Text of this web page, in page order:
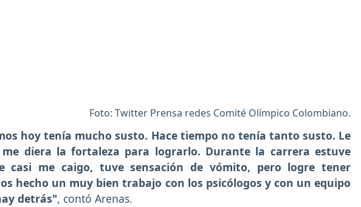
Foto: Twitter Prensa redes Comité Olímpico Colombiano.
hoy tenía mucho susto. Hace tiempo no tenía tanto susto. Le
diera la fortaleza para lograrlo. Durante la carrera estuve
casi me caigo, tuve sensación de vómito, pero logre tener
hecho un muy bien trabajo con los psicólogos y con un equipo
detrás", contó Arenas.